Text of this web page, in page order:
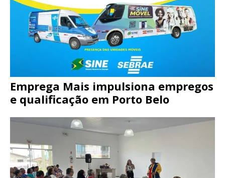
Emprega Mais impulsiona empregos
e qualificação em Porto Belo